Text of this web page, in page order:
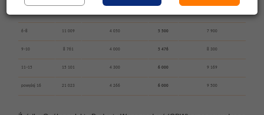
6–8 11 009 4 050 5 500 7 900
9–10 8 761 4 000 5 476 8 300
11–15 15 101 4 300 6 000 9 169
powyżej 16 21 023 4 266 6 000 9 500